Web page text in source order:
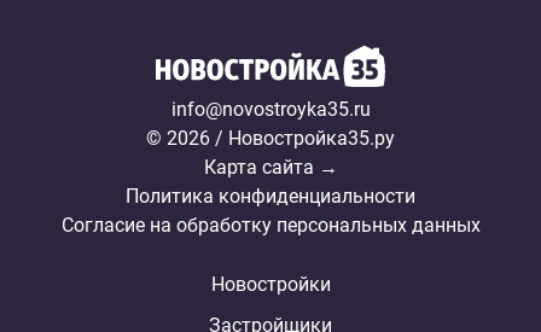
info@novostroyka35.ru
© 2026 / Новостройка35.ру
Карта сайта →
Политика конфиденциальности
Согласие на обработку персональных данных
Новостройки
Застройщики